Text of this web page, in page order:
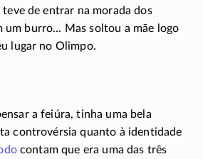
de entrar na morada dos
um burro... Mas soltou a mãe logo
lugar no Olimpo.
a feiúra, tinha uma bela
controvérsia quanto à identidade
contam que era uma das três